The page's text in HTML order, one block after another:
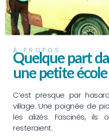
À PROPOS
Quelque part
une petite
C’est presque par
village. Une poignée de
les alizés. Fascinés, ils
resteraient.